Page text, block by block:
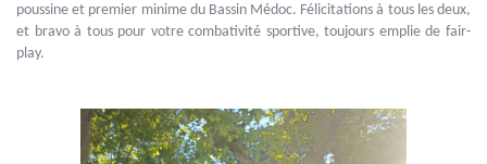
poussine et premier minime du Bassin Médoc. Félicitations à tous les deux,
et bravo à tous pour votre combativité sportive, toujours emplie de fair-
play.